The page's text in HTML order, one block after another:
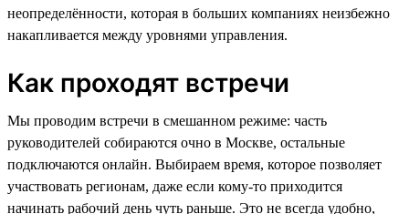
неопределённости, которая в больших компаниях неизбежно
накапливается между уровнями управления.
Как проходят встречи
Мы проводим встречи в смешанном режиме: часть
руководителей собираются очно в Москве, остальные
подключаются онлайн. Выбираем время, которое позволяет
участвовать регионам, даже если кому-то приходится
начинать рабочий день чуть раньше. Это не всегда удобно,